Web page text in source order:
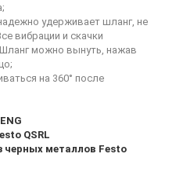
удерживает шланг, не
вибрации и скачки
можно вынуть, нажав
на 360° после
QSRL
черных металлов Festo